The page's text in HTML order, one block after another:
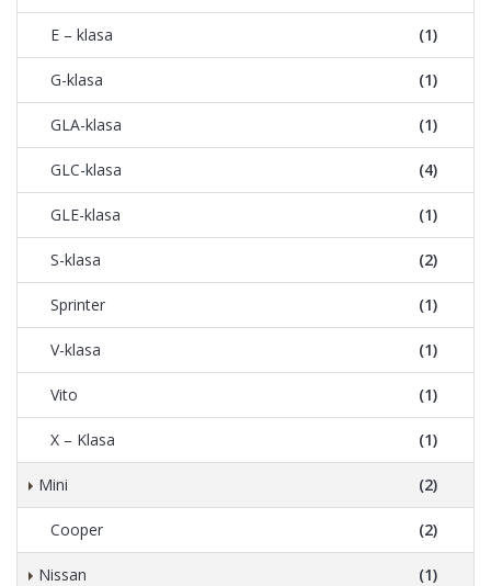
E – klasa (1)
G-klasa (1)
GLA-klasa (1)
GLC-klasa (4)
GLE-klasa (1)
S-klasa (2)
Sprinter (1)
V-klasa (1)
Vito (1)
X – Klasa (1)
Mini (2)
Cooper (2)
Nissan (1)